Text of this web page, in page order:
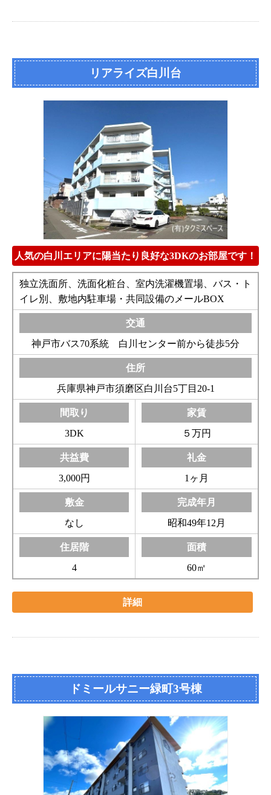
リアライズ白川台
人気の白川エリアに陽当たり良好な3DKのお部屋です！
独立洗面所、洗面化粧台、室内洗濯機置場、バス・ト
イレ別、敷地内駐車場・共同設備のメールBOX
神戸市バス70系統 白川センター前から徒歩5分
兵庫県神戸市須磨区白川台5丁目20-1
3DK ５万円
3,000円 1ヶ月
なし 昭和49年12月
4 60㎡
詳細
ドミールサニー緑町3号棟